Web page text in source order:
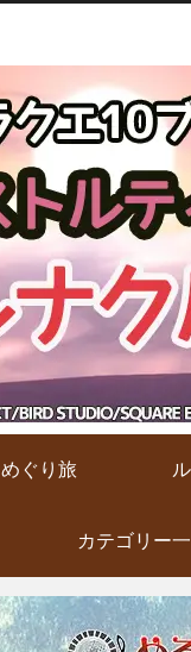
めぐり旅
カテゴリー